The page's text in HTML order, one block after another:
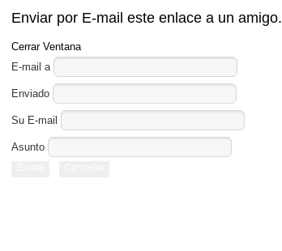
Enviar por E-mail este enlace a un amigo.
Cerrar Ventana
E-mail a
Enviado
Su E-mail
Asunto